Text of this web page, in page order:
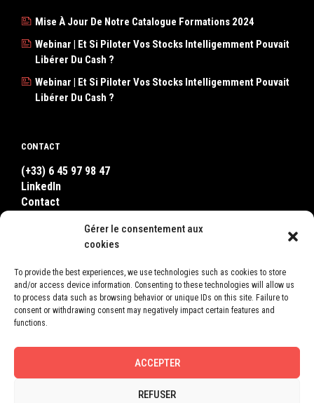
Gérer le consentement aux
cookies
To provide the best experiences, we use technologies such as cookies to store
and/or access device information. Consenting to these technologies will allow us
to process data such as browsing behavior or unique IDs on this site. Failure to
consent or withdrawing consent may negatively impact certain features and
functions.
ACCEPTER
REFUSER
Mise À Jour De Notre Catalogue Formations 2024
Webinar | Et Si Piloter Vos Stocks Intelligemment Pouvait
Libérer Du Cash ?
Webinar | Et Si Piloter Vos Stocks Intelligemment Pouvait
Libérer Du Cash ?
CONTACT
(+33) 6 45 97 98 47
LinkedIn
Contact
WHERE TO FIND US ?
LEON
2, Square Bellevue
78600 Le Mesnil-le-Roi